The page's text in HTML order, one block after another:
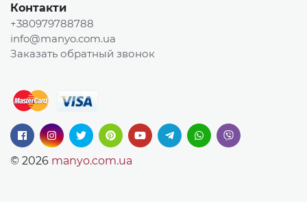
Контакти
+380979788788
info@manyo.com.ua
Заказать обратный звонок
© 2026 manyo.com.ua